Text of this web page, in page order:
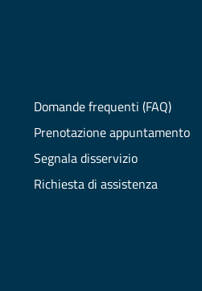
Domande frequenti (FAQ)
Prenotazione appuntamento
Segnala disservizio
Richiesta di assistenza